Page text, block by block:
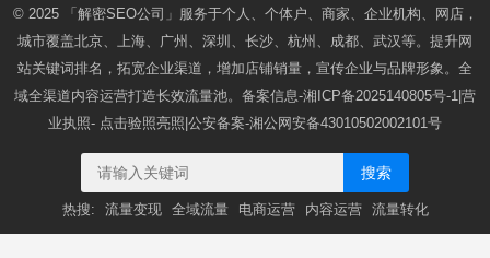
© 2025 「解密SEO公司」 服务于个人、个体户、商家、企业机构、网店，
城市覆盖北京、上海、广州、深圳、长沙、杭州、成都、武汉等。提升网
站关键词排名，拓宽企业渠道，增加店铺销量，宣传企业与品牌形象。全
域全渠道内容运营打造长效流量池。备案信息-湘ICP备2025140805号-1 |营
业执照- 点击验照亮照 |公安备案-湘公网安备43010502002101号
搜索
热搜: 流量变现 全域流量 电商运营 内容运营 流量转化